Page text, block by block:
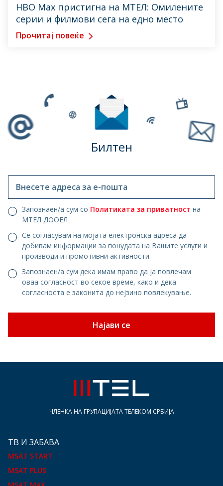
HBO Max пристигна на МТЕЛ: Омилените
серии и филмови сега на едно место
Прочитај повеќе
Билтен
Внесете адреса за е-пошта
Запознаен/а сум со Политиката за приватност на
МТЕЛ ДООЕЛ
Се согласувам на мојата електронска адреса да
добивам информации за понудата на Вашите услуги и
производи и промотивни активности.
Запознаен/а сум дека имам право да ја повлечам
оваа согласност во секое време, како и дека
согласноста е законита до нејзино повлекување.
Најави се
ЧЛЕНКА НА ГРУПАЦИЈАТА ТЕЛЕКОМ СРБИЈА
ТВ И ЗАБАВА
MSAT START
MSAT PLUS